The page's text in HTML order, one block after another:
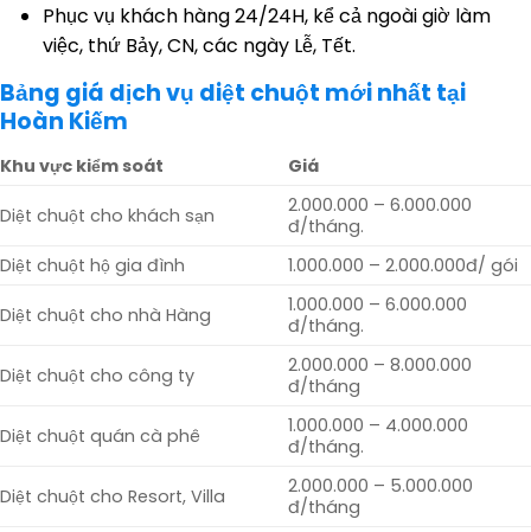
Phục vụ khách hàng 24/24H, kể cả ngoài giờ làm
việc, thứ Bảy, CN, các ngày Lễ, Tết.
Bảng giá dịch vụ diệt chuột mới nhất tại
Hoàn Kiếm
Khu vực kiểm soát Giá
Diệt chuột cho khách sạn
2.000.000 – 6.000.000
đ/tháng.
Diệt chuột hộ gia đình
1.000.000 – 2.000.000đ/ gói
Diệt chuột cho nhà Hàng
1.000.000 – 6.000.000
đ/tháng.
Diệt chuột cho công ty
2.000.000 – 8.000.000
đ/tháng
Diệt chuột quán cà phê
1.000.000 – 4.000.000
đ/tháng.
Diệt chuột cho Resort, Villa
2.000.000 – 5.000.000
đ/tháng